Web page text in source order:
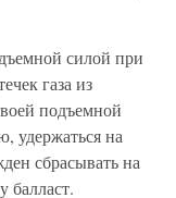
силой при
газа из
подъемной
удержаться на
сбрасывать на
балласт.